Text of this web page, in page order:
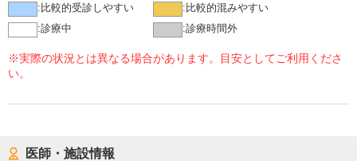
: 比較的受診しやすい : 比較的混みやすい
:診療中 :診療時間外
※実際の状況とは異なる場合があります。目安としてご利用くださ
い。
医師・施設情報